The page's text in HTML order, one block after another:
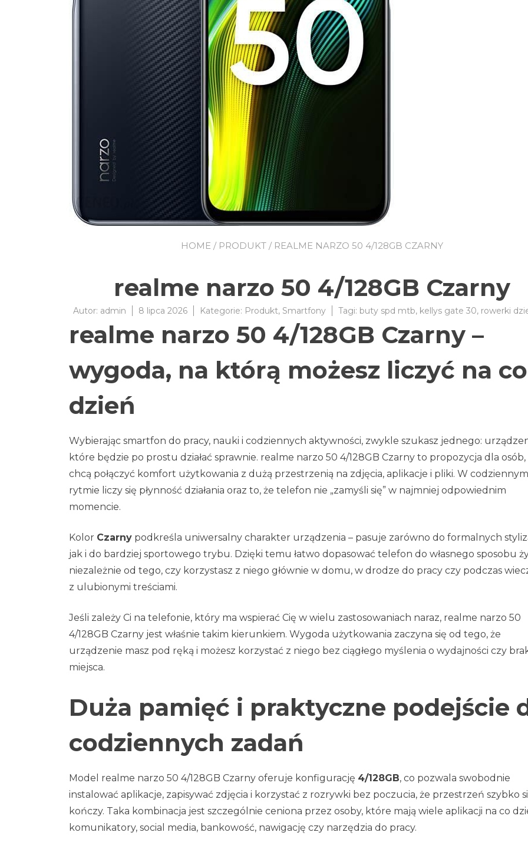
HOME / PRODUKT / REALME NARZO 50 4/128GB CZARNY
realme narzo 50 4/128GB Czarny
Autor: admin 8 lipca 2026 Kategorie: Produkt, Smartfony Tagi: buty spd mtb, kellys gate 30, rowerki
realme narzo 50 4/128GB Czarny –
wygoda, na którą możesz liczyć na co
dzień
Wybierając smartfon do pracy, nauki i codziennych aktywności, zwykle szukasz jednego:
które będzie po prostu działać sprawnie. realme narzo 50 4/128GB Czarny to propozycja dla
chcą połączyć komfort użytkowania z dużą przestrzenią na zdjęcia, aplikacje i pliki. W codziennym
rytmie liczy się płynność działania oraz to, że telefon nie „zamyśli się” w najmniej odpowiednim
momencie.
Kolor Czarny podkreśla uniwersalny charakter urządzenia – pasuje zarówno do formalnych
jak i do bardziej sportowego trybu. Dzięki temu łatwo dopasować telefon do własnego sposobu
niezależnie od tego, czy korzystasz z niego głównie w domu, w drodze do pracy czy podczas
z ulubionymi treściami.
Jeśli zależy Ci na telefonie, który ma wspierać Cię w wielu zastosowaniach naraz, realme narzo 50
4/128GB Czarny jest właśnie takim kierunkiem. Wygoda użytkowania zaczyna się od tego, że
urządzenie masz pod ręką i możesz korzystać z niego bez ciągłego myślenia o wydajności czy
miejsca.
Duża pamięć i praktyczne podejście
codziennych zadań
Model realme narzo 50 4/128GB Czarny oferuje konfigurację 4/128GB, co pozwala swobodnie
instalować aplikacje, zapisywać zdjęcia i korzystać z rozrywki bez poczucia, że przestrzeń szybko
kończy. Taka kombinacja jest szczególnie ceniona przez osoby, które mają wiele aplikacji na co
komunikatory, social media, bankowość, nawigację czy narzędzia do pracy.